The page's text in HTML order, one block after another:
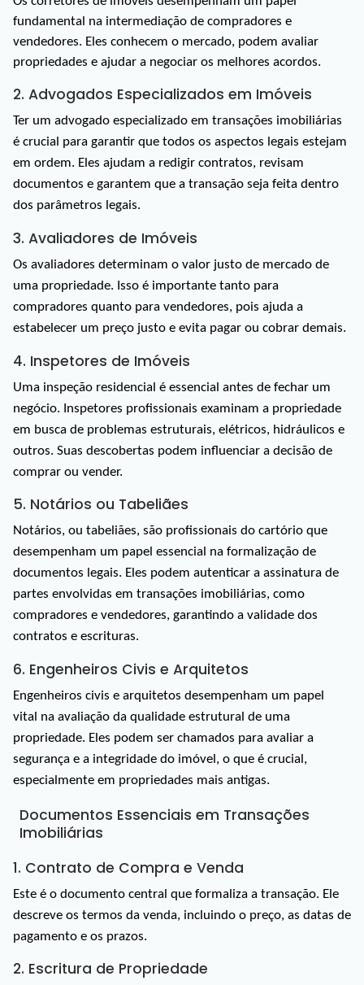
fundamental na intermediação de compradores e
vendedores. Eles conhecem o mercado, podem avaliar
propriedades e ajudar a negociar os melhores acordos.
2. Advogados Especializados em Imóveis
Ter um advogado especializado em transações imobiliárias
é crucial para garantir que todos os aspectos legais estejam
em ordem. Eles ajudam a redigir contratos, revisam
documentos e garantem que a transação seja feita dentro
dos parâmetros legais.
3. Avaliadores de Imóveis
Os avaliadores determinam o valor justo de mercado de
uma propriedade. Isso é importante tanto para
compradores quanto para vendedores, pois ajuda a
estabelecer um preço justo e evita pagar ou cobrar demais.
4. Inspetores de Imóveis
Uma inspeção residencial é essencial antes de fechar um
negócio. Inspetores profissionais examinam a propriedade
em busca de problemas estruturais, elétricos, hidráulicos e
outros. Suas descobertas podem influenciar a decisão de
comprar ou vender.
5. Notários ou Tabeliães
Notários, ou tabeliães, são profissionais do cartório que
desempenham um papel essencial na formalização de
documentos legais. Eles podem autenticar a assinatura de
partes envolvidas em transações imobiliárias, como
compradores e vendedores, garantindo a validade dos
contratos e escrituras.
6. Engenheiros Civis e Arquitetos
Engenheiros civis e arquitetos desempenham um papel
vital na avaliação da qualidade estrutural de uma
propriedade. Eles podem ser chamados para avaliar a
segurança e a integridade do imóvel, o que é crucial,
especialmente em propriedades mais antigas.
Documentos Essenciais em Transações
Imobiliárias
1. Contrato de Compra e Venda
Este é o documento central que formaliza a transação. Ele
descreve os termos da venda, incluindo o preço, as datas de
pagamento e os prazos.
2. Escritura de Propriedade